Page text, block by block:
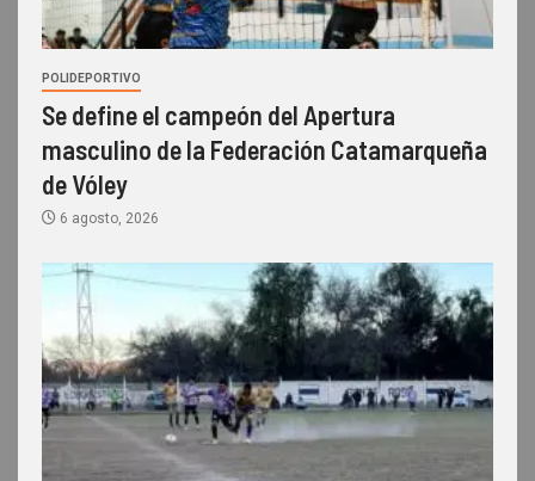
POLIDEPORTIVO
Se define el campeón del Apertura
masculino de la Federación Catamarqueña
de Vóley
6 agosto, 2026